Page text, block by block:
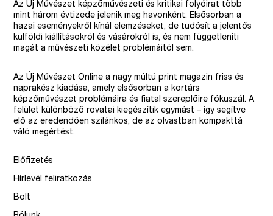
Az Új Művészet képzőművészeti és kritikai folyóirat több
mint három évtizede jelenik meg havonként. Elsősorban a
hazai eseményekről kínál elemzéseket, de tudósít a jelentős
külföldi kiállításokról és vásárokról is, és nem függetleníti
magát a művészeti közélet problémáitól sem.
Az Új Művészet Online a nagy múltú print magazin friss és
naprakész kiadása, amely elsősorban a kortárs
képzőművészet problémáira és fiatal szereplőire fókuszál. A
felület különböző rovatai kiegészítik egymást – így segítve
elő az eredendően szilánkos, de az olvastban kompakttá
váló megértést.
Előfizetés
Hírlevél feliratkozás
Bolt